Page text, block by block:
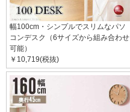
幅100cm・シンプルでスリムなパソ
コンデスク（6サイズから組み合わせ
可能）
￥10,719(税抜)